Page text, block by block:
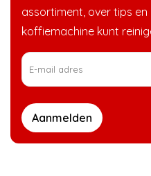
assortiment, over tips
koffiemachine kunt
Aanmelden